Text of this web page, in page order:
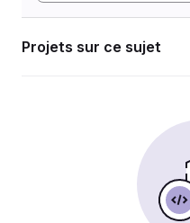
Projets sur ce sujet